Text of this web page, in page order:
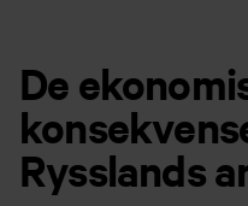
De
Rysslands